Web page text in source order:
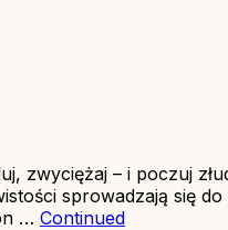
zwyciężaj – i poczuj
sprowadzają się
… Continued